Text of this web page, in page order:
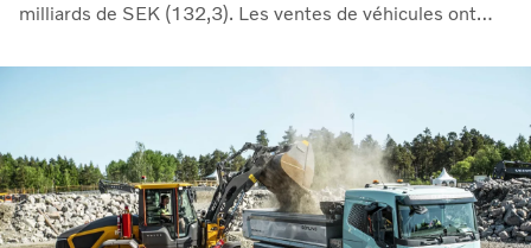
milliards de SEK (132,3). Les ventes de véhicules ont
celles des services sont restées fermes et ont augmenté
bénéfices malgré la baisse des volumes de vente, avec un
résultat d'exploitation de 14,1 milliards SEK (19,3) et
une marge de 12,0 %